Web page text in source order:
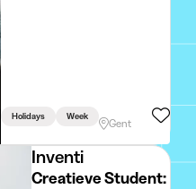
Holidays Week
Gent
Inventi
Creatieve Student: